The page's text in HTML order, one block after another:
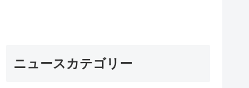
ニュースカテゴリー